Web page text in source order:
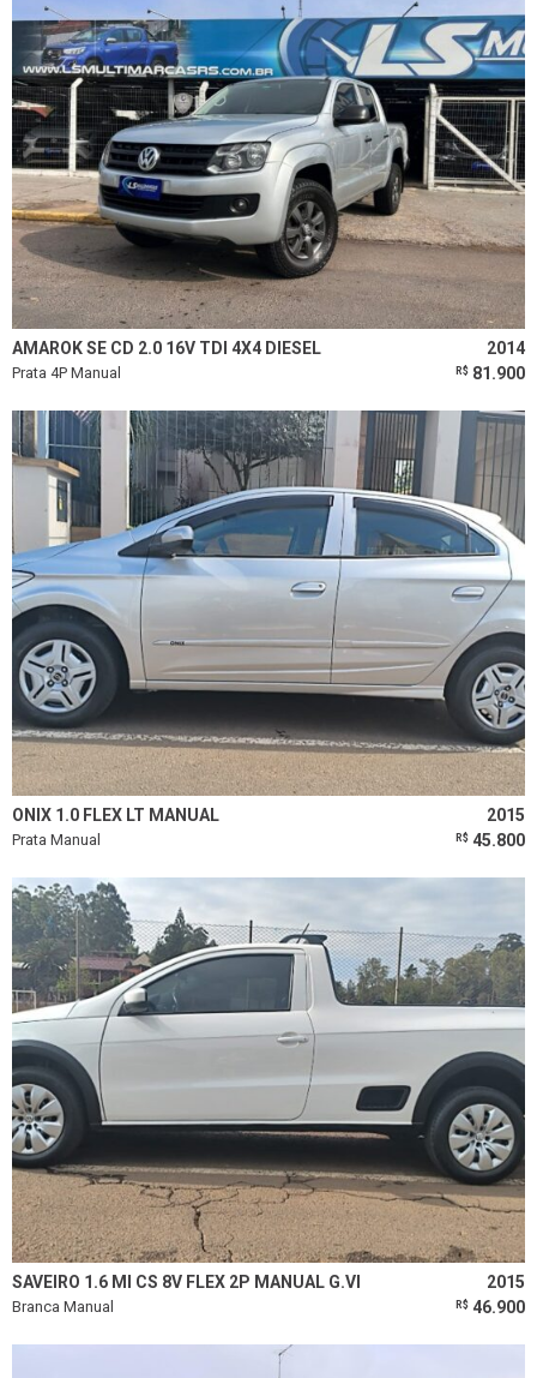
AMAROK SE CD 2.0 16V TDI 4X4 DIESEL 2014
Prata 4P Manual R$ 81.900
ONIX 1.0 FLEX LT MANUAL 2015
Prata Manual R$ 45.800
SAVEIRO 1.6 MI CS 8V FLEX 2P MANUAL G.VI 2015
Branca Manual R$ 46.900